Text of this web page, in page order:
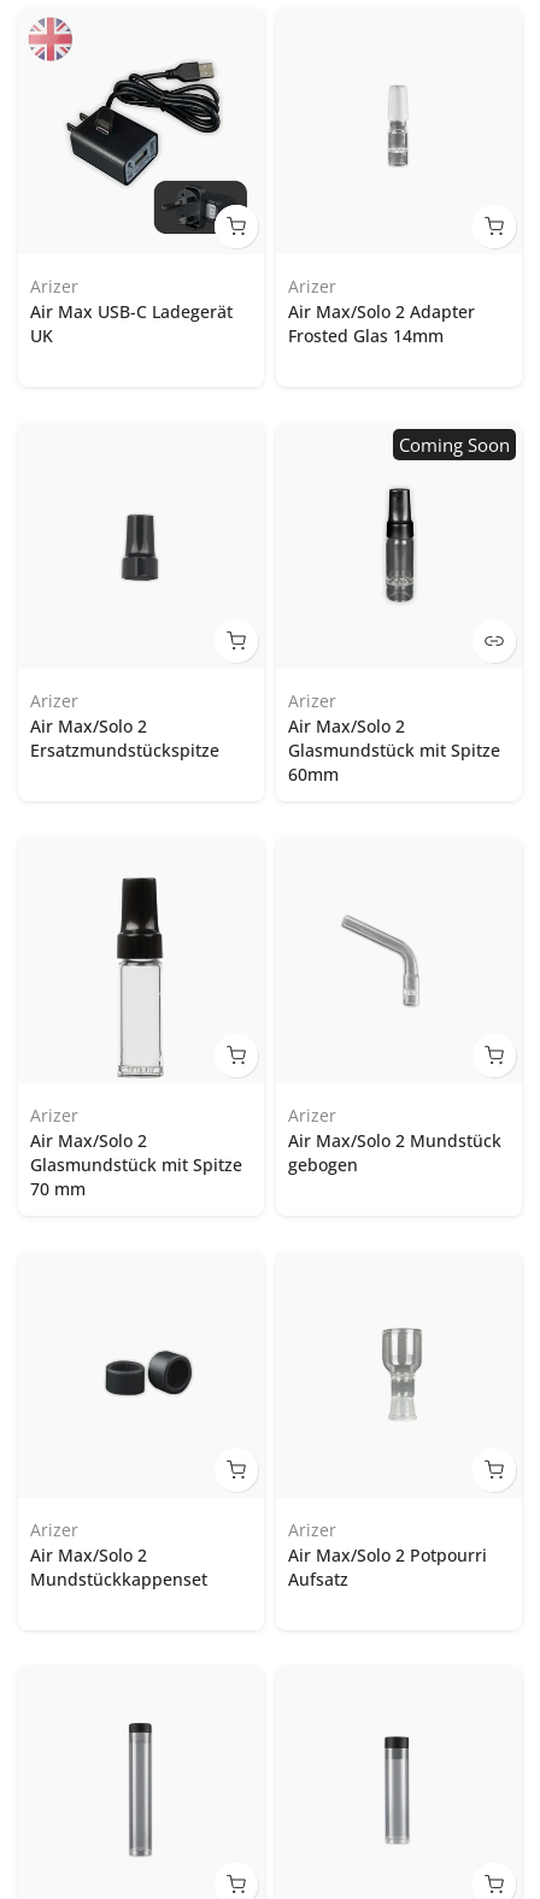
Arizer
Air Max USB-C Ladegerät
UK
Arizer
Air Max/Solo 2 Adapter
Frosted Glas 14mm
Arizer
Air Max/Solo 2
Ersatzmundstückspitze
Coming Soon
Arizer
Air Max/Solo 2
Glasmundstück mit Spitze
60mm
Arizer
Air Max/Solo 2
Glasmundstück mit Spitze
70 mm
Arizer
Air Max/Solo 2 Mundstück
gebogen
Arizer
Air Max/Solo 2
Mundstückkappenset
Arizer
Air Max/Solo 2 Potpourri
Aufsatz